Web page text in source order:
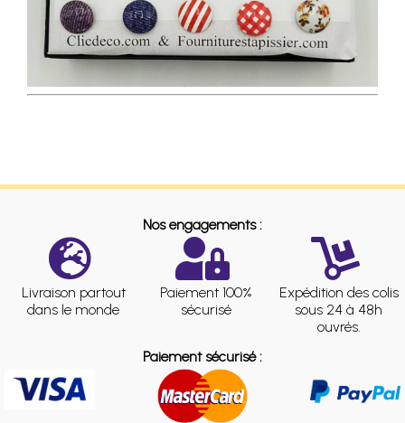
Nos engagements :
Livraison partout
dans le monde
Paiement 100%
sécurisé
Expédition des colis
sous 24 à 48h
ouvrés.
Paiement sécurisé :